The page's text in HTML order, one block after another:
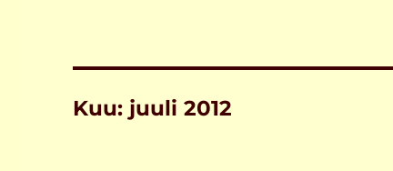
Kuu: juuli 2012